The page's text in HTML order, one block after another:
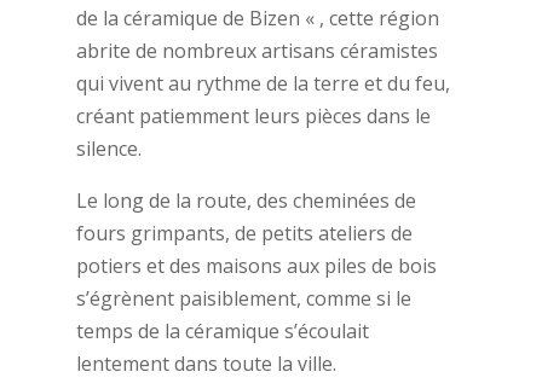
de la céramique de Bizen « , cette région
abrite de nombreux artisans céramistes
qui vivent au rythme de la terre et du feu,
créant patiemment leurs pièces dans le
silence.
Le long de la route, des cheminées de
fours grimpants, de petits ateliers de
potiers et des maisons aux piles de bois
s’égrènent paisiblement, comme si le
temps de la céramique s’écoulait
lentement dans toute la ville.